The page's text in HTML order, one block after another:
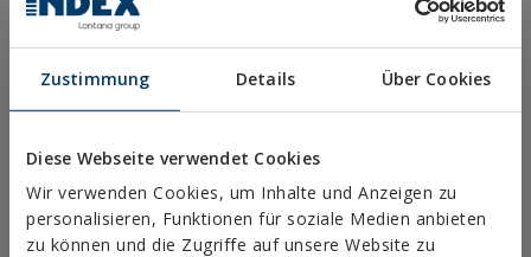
Zustimmung Details Über Cookies
Diese Webseite verwendet Cookies
Wir verwenden Cookies, um Inhalte und Anzeigen zu
personalisieren, Funktionen für soziale Medien anbieten
zu können und die Zugriffe auf unsere Website zu